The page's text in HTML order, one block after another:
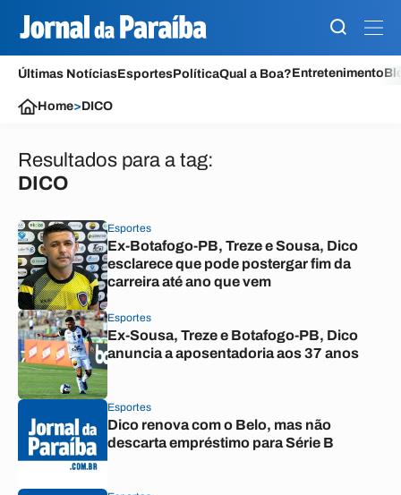
Últimas NotíciasEsportesPolíticaQual a Boa?Entretenimento
Home>DICO
Resultados para a tag:
DICO
Esportes
Ex-Botafogo-PB, Treze e Sousa, Dico
esclarece que pode postergar fim da
carreira até ano que vem
Esportes
Ex-Sousa, Treze e Botafogo-PB, Dico
anuncia a aposentadoria aos 37 anos
Esportes
Dico renova com o Belo, mas não
descarta empréstimo para Série B